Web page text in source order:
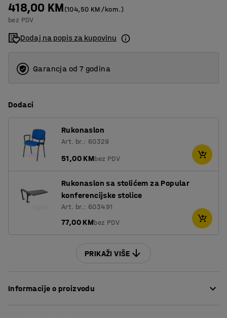
418,00 KM(104,50 KM/kom.)
bez PDV
Dodaj na popis za kupovinu
Garancja od 7 godina
Dodaci
Rukonaslon
Art. br.: 60329
51,00 KMbez PDV
Rukonaslon sa stolićem za Popular
konferencijske stolice
Art. br.: 603491
77,00 KMbez PDV
PRIKAŽI VIŠE
Informacije o proizvodu